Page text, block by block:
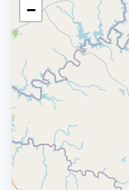
−